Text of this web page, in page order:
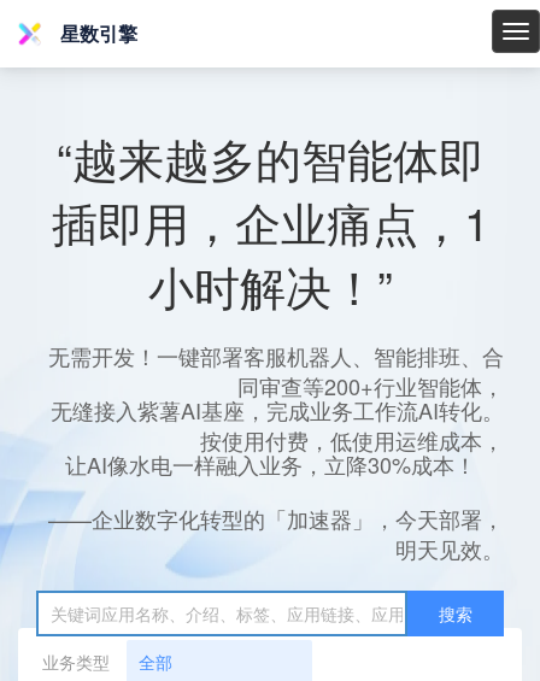
星
星数引擎
“越来越多的智能体即
插即用，企业痛点，1
小时解决！”
无需开发！一键部署客服机器人、智能排班、合
同审查等200+行业智能体，
无缝接入紫薯AI基座，完成业务工作流AI转化。
按使用付费，低使用运维成本，
让AI像水电一样融入业务，立降30%成本！
——企业数字化转型的「加速器」，今天部署，
明天见效。
搜索
业务类型
全部